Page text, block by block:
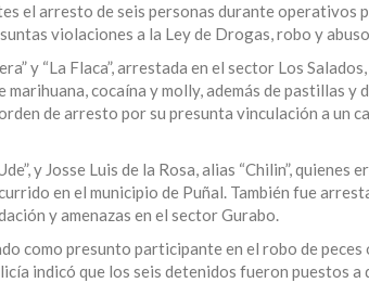
el arresto de seis personas durante operativos
violaciones a la Ley de Drogas, robo y
y “La Flaca”, arrestada en el sector Los
cocaína y molly, además de pastillas y
de arresto por su presunta vinculación a un
y Josse Luis de la Rosa, alias “Chilin”, quienes
en el municipio de Puñal. También fue
y amenazas en el sector Gurabo.
como presunto participante en el robo de
indicó que los seis detenidos fueron puestos a